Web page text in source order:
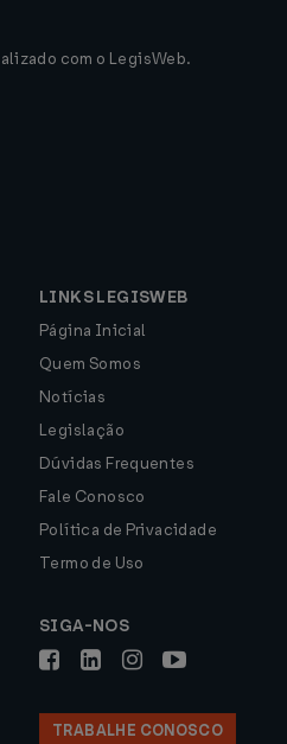
com o LegisWeb.
LINKS LEGISWEB
Página Inicial
Quem Somos
Notícias
Legislação
Dúvidas Frequentes
Fale Conosco
Política de Privacidade
Termo de Uso
SIGA-NOS
TRABALHE CONOSCO